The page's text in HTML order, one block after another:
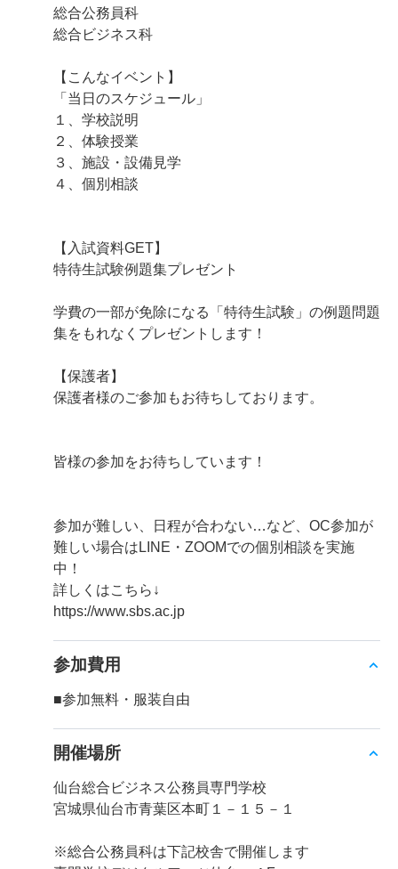
総合公務員科
総合ビジネス科
【こんなイベント】
「当日のスケジュール」
１、学校説明
２、体験授業
３、施設・設備見学
４、個別相談
【入試資料GET】
特待生試験例題集プレゼント
学費の一部が免除になる「特待生試験」の例題問題
集をもれなくプレゼントします！
【保護者】
保護者様のご参加もお待ちしております。
皆様の参加をお待ちしています！
参加が難しい、日程が合わない…など、OC参加が
難しい場合はLINE・ZOOMでの個別相談を実施
中！
詳しくはこちら↓
https://www.sbs.ac.jp
参加費用
■参加無料・服装自由
開催場所
仙台総合ビジネス公務員専門学校
宮城県仙台市青葉区本町１－１５－１
※総合公務員科は下記校舎で開催します